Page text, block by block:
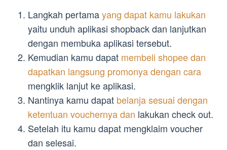
Langkah pertamayang dapat kamu lakukan
yaitu unduh aplikasi shopback dan lanjutkan
dengan membuka aplikasi tersebut.
Kemudian kamu dapat membeli shopee dan
dapatkan langsung promonya dengan cara
mengklik lanjut ke aplikasi.
Nantinya kamu dapat belanja sesuai dengan
ketentuan vouchernya dan lakukan check out.
Setelah itu kamu dapat mengklaim voucher
dan selesai.